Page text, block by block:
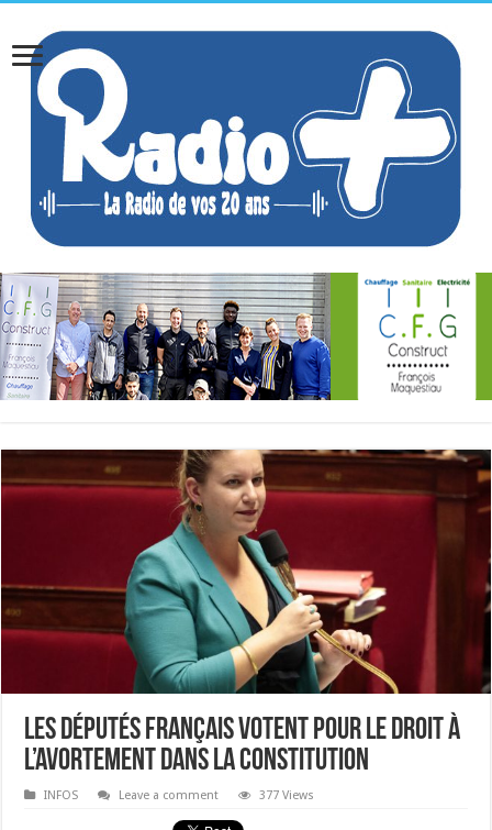
Les députés français votent pour le droit à
l’avortement dans la constitution
INFOS Leave a comment 377 Views